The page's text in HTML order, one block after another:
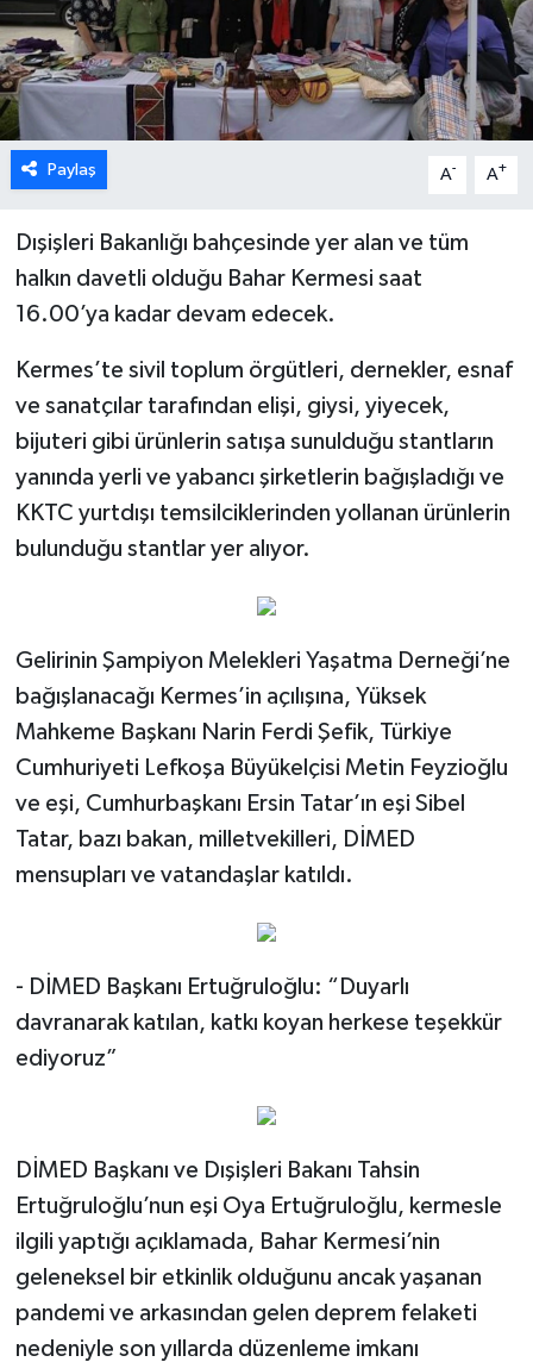
Paylaş A- A+
Dışişleri Bakanlığı bahçesinde yer alan ve tüm
halkın davetli olduğu Bahar Kermesi saat
16.00’ya kadar devam edecek.
Kermes’te sivil toplum örgütleri, dernekler, esnaf
ve sanatçılar tarafından elişi, giysi, yiyecek,
bijuteri gibi ürünlerin satışa sunulduğu stantların
yanında yerli ve yabancı şirketlerin bağışladığı ve
KKTC yurtdışı temsilciklerinden yollanan ürünlerin
bulunduğu stantlar yer alıyor.
Gelirinin Şampiyon Melekleri Yaşatma Derneği’ne
bağışlanacağı Kermes’in açılışına, Yüksek
Mahkeme Başkanı Narin Ferdi Şefik, Türkiye
Cumhuriyeti Lefkoşa Büyükelçisi Metin Feyzioğlu
ve eşi, Cumhurbaşkanı Ersin Tatar’ın eşi Sibel
Tatar, bazı bakan, milletvekilleri, DİMED
mensupları ve vatandaşlar katıldı.
- DİMED Başkanı Ertuğruloğlu: “Duyarlı
davranarak katılan, katkı koyan herkese teşekkür
ediyoruz”
DİMED Başkanı ve Dışişleri Bakanı Tahsin
Ertuğruloğlu’nun eşi Oya Ertuğruloğlu, kermesle
ilgili yaptığı açıklamada, Bahar Kermesi’nin
geleneksel bir etkinlik olduğunu ancak yaşanan
pandemi ve arkasından gelen deprem felaketi
nedeniyle son yıllarda düzenleme imkanı
GÜNEY KIBRIS
İÇ HABERLER
KÜLTÜR SANAT
LAPTA
MAGAZİN
Nöbetçi Eczaneler
ÖZEL HABER
SAĞLIK
SPOR
TATLISU
TEKNOLOJİ
TİCARET